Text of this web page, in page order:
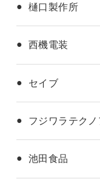
樋口製作所
西機電装
セイブ
フジワラテクノ
池田食品